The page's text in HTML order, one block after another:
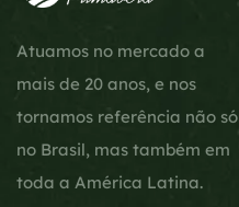
Atuamos no mercado a
mais de 20 anos, e nos
tornamos referência não só
no Brasil, mas também em
toda a América Latina.